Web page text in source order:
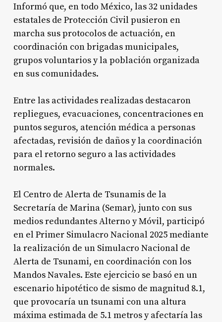
Informó que, en todo México, las 32 unidades
estatales de Protección Civil pusieron en
marcha sus protocolos de actuación, en
coordinación con brigadas municipales,
grupos voluntarios y la población organizada
en sus comunidades.
Entre las actividades realizadas destacaron
repliegues, evacuaciones, concentraciones en
puntos seguros, atención médica a personas
afectadas, revisión de daños y la coordinación
para el retorno seguro a las actividades
normales.
El Centro de Alerta de Tsunamis de la
Secretaría de Marina (Semar), junto con sus
medios redundantes Alterno y Móvil, participó
en el Primer Simulacro Nacional 2025 mediante
la realización de un Simulacro Nacional de
Alerta de Tsunami, en coordinación con los
Mandos Navales. Este ejercicio se basó en un
escenario hipotético de sismo de magnitud 8.1,
que provocaría un tsunami con una altura
máxima estimada de 5.1 metros y afectaría las